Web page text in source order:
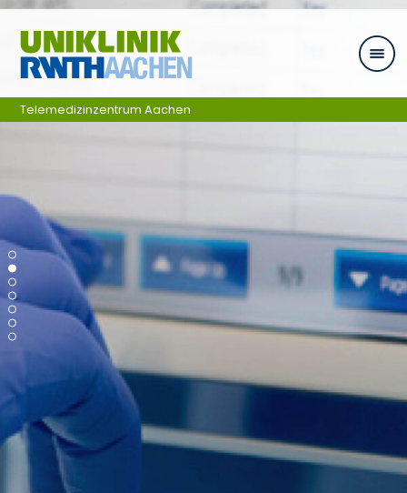
Ga naar navigatie
Telemedizinzentrum Aachen